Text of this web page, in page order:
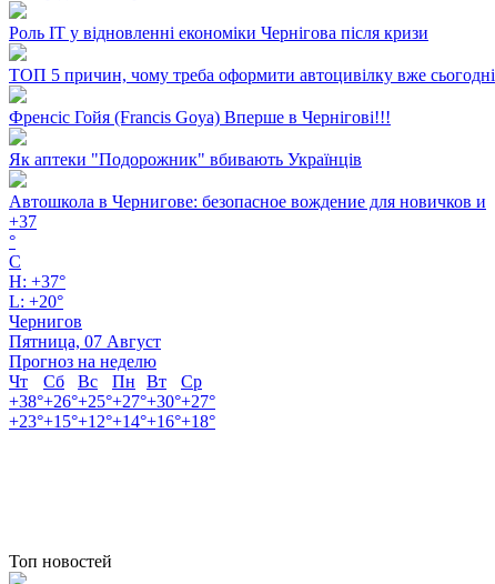
Роль ІТ у відновленні економіки Чернігова після кризи
ТОП 5 причин, чому треба оформити автоцивілку вже сьогодні
Френсіс Гойя (Francis Goya) Вперше в Чернігові!!!
Як аптеки "Подорожник" вбивають Українців
Автошкола в Чернигове: безопасное вождение для новичков и
+37
°
C
H: +37°
L: +20°
Чернигов
Пятница, 07 Август
Прогноз на неделю
Чт
Сб Вс Пн Вт
Ср
+38°+26°+25°+27°+30°+27°
+23°+15°+12°+14°+16°+18°
Топ новостей